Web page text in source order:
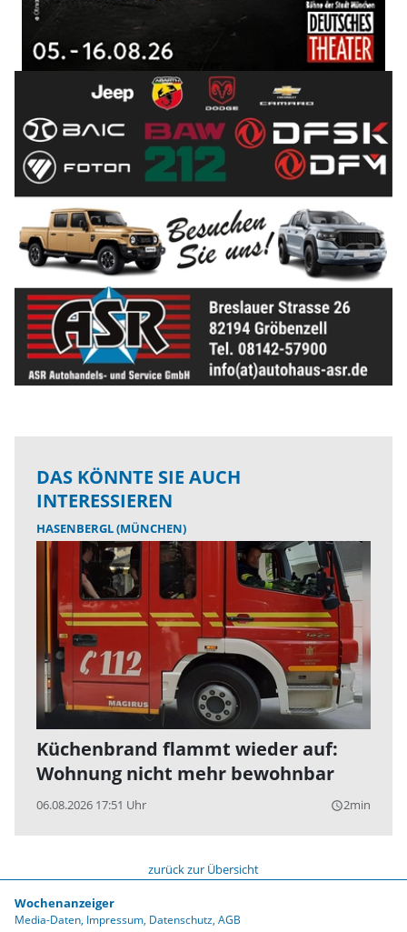
DAS KÖNNTE SIE AUCH
INTERESSIEREN
HASENBERGL (MÜNCHEN)
Küchenbrand flammt wieder auf:
Wohnung nicht mehr bewohnbar
06.08.2026 17:51 Uhr query_builder2min
zurück zur Übersicht
Wochenanzeiger
Media-Daten Impressum Datenschutz AGB